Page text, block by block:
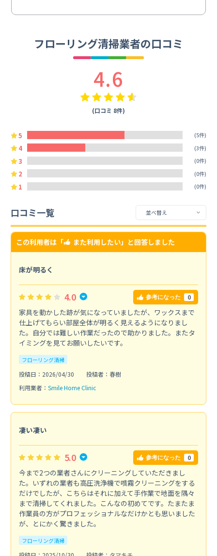
フローリング清掃業者の口コミ
4.6
(口コミ 8件)
5 (5件)
4 (3件)
3 (0件)
2 (0件)
1 (0件)
口コミ一覧
この利用者は「 また利用したい」と回答しました
床が明るく
4.0 参考になった 0
家具を動かした跡が気になっていましたが、ワックスまで
仕上げてもらい部屋全体が明るく見えるようになりまし
た。自分では難しい作業だったので助かりました。またタ
イミングを見てお願いしたいです。
フローリング清掃
投稿日：2026/04/30
投稿者：春樹
利用業者： Smile Home Clinic
凄い凄い
5.0 参考になった 0
今まで2つの業者さんにクリーニングしていただきまし
た。いずれの業者も高圧洗浄機で噴霧クリーニングをする
だけでしたが、こちらはそれに加えて手作業で地面を隅々
まで清掃してくれました。こんなの初めてです。たまたま
作業員の方がプロフェッショナルなだけかとも思いました
が、とにかく驚きました。
フローリング清掃